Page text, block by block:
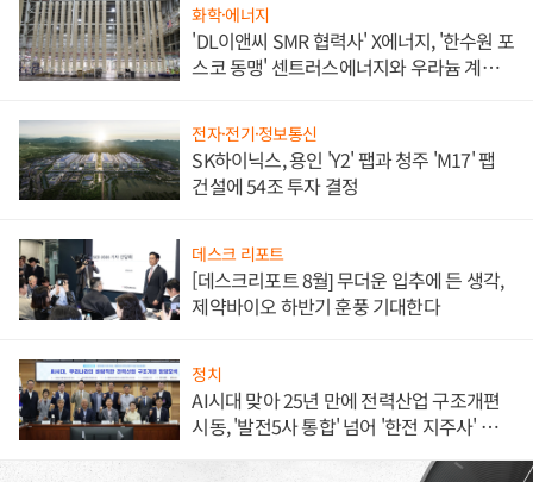
화학·에너지
'DL이앤씨 SMR 협력사' X에너지, '한수원 포
스코 동맹' 센트러스에너지와 우라늄 계약
전자·전기·정보통신
SK하이닉스, 용인 'Y2' 팹과 청주 'M17' 팹
건설에 54조 투자 결정
데스크 리포트
[데스크리포트 8월] 무더운 입추에 든 생각,
제약바이오 하반기 훈풍 기대한다
정치
AI시대 맞아 25년 만에 전력산업 구조개편
시동, '발전5사 통합' 넘어 '한전 지주사' 재편